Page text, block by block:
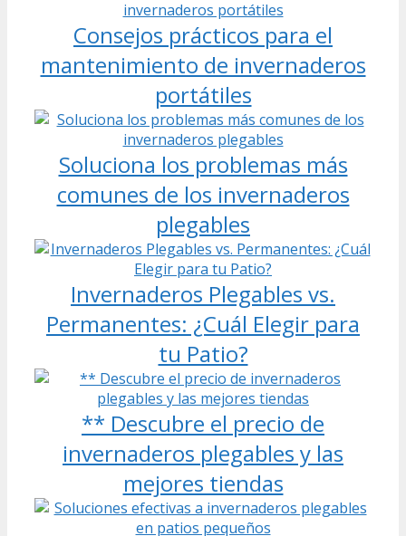
Consejos prácticos para el
mantenimiento de invernaderos
portátiles
Soluciona los problemas más
comunes de los invernaderos
plegables
Invernaderos Plegables vs.
Permanentes: ¿Cuál Elegir para
tu Patio?
** Descubre el precio de
invernaderos plegables y las
mejores tiendas